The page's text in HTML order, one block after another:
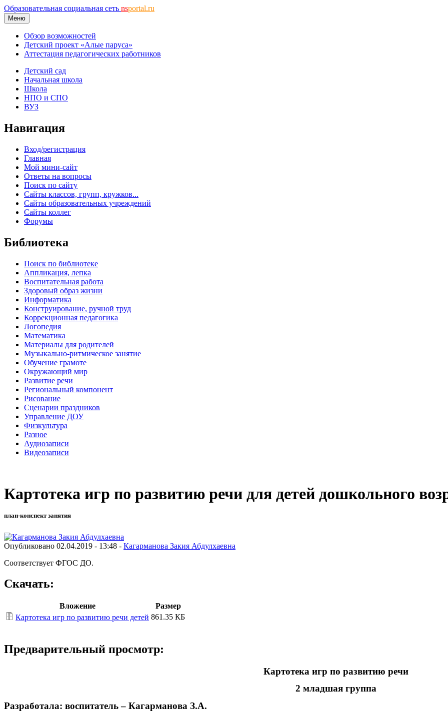
Образовательная социальная сеть nsportal.ru
Меню
Обзор возможностей
Детский проект «Алые паруса»
Аттестация педагогических работников
Детский сад
Начальная школа
Школа
НПО и СПО
ВУЗ
Навигация
Вход/регистрация
Главная
Мой мини-сайт
Ответы на вопросы
Поиск по сайту
Сайты классов, групп, кружков...
Сайты образовательных учреждений
Сайты коллег
Форумы
Библиотека
Поиск по библиотеке
Аппликация, лепка
Воспитательная работа
Здоровый образ жизни
Информатика
Конструирование, ручной труд
Коррекционная педагогика
Логопедия
Математика
Материалы для родителей
Музыкально-ритмическое занятие
Обучение грамоте
Окружающий мир
Развитие речи
Региональный компонент
Рисование
Сценарии праздников
Управление ДОУ
Физкультура
Разное
Аудиозаписи
Видеозаписи
Картотека игр по развитию речи для детей дошкольного
план-конспект занятия
Опубликовано 02.04.2019 - 13:48 - Кагарманова Закия Абдулхаевна
Соответствует ФГОС ДО.
Скачать:
Вложение
Размер
Картотека игр по развитию речи детей 861.35 КБ
Предварительный просмотр:
Картотека игр по развитию речи
2 младшая группа
Разработала: воспитатель – Кагарманова З.А.